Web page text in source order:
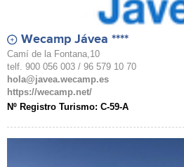
Wecamp Jávea ****
Camí de la Fontana,10
telf. 900 056 003 / 96 579 10 70
hola@javea.wecamp.es
https://wecamp.net/
Nº Registro Turismo: C-59-A